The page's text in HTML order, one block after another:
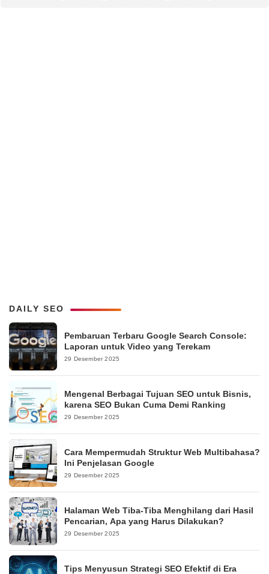
DAILY SEO
Pembaruan Terbaru Google Search Console:
Laporan untuk Video yang Terekam
29 Desember 2025
Mengenal Berbagai Tujuan SEO untuk Bisnis,
karena SEO Bukan Cuma Demi Ranking
29 Desember 2025
Cara Mempermudah Struktur Web Multibahasa?
Ini Penjelasan Google
29 Desember 2025
Halaman Web Tiba-Tiba Menghilang dari Hasil
Pencarian, Apa yang Harus Dilakukan?
29 Desember 2025
Tips Menyusun Strategi SEO Efektif di Era